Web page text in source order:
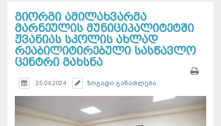
გიორგი ამილახვარმა
მარნეულის მუნიციპალიტეტში
ჟვანიას სკოლის ახლად
რეაბილიტირებული სასწავლო
ცენტრი გახსნა
25.04.2024 ზოგადი განათლება